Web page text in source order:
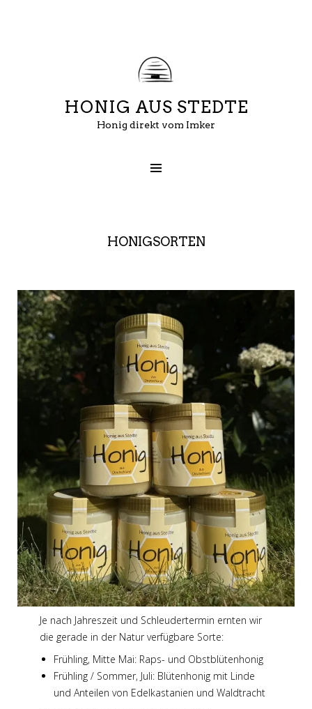
HONIG AUS STEDTE
Honig direkt vom Imker
HONIGSORTEN
Je nach Jahreszeit und Schleudertermin ernten wir
die gerade in der Natur verfügbare Sorte:
Frühling, Mitte Mai: Raps- und Obstblütenhonig
Frühling / Sommer, Juli: Blütenhonig mit Linde
und Anteilen von Edelkastanien und Waldtracht